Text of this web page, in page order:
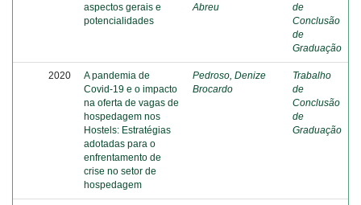
aspectos gerais e
potencialidades
Abreu
de
Conclusão
de
Graduação
2020
A pandemia de
Covid-19 e o impacto
na oferta de vagas de
hospedagem nos
Hostels: Estratégias
adotadas para o
enfrentamento de
crise no setor de
hospedagem
Pedroso, Denize
Brocardo
Trabalho
de
Conclusão
de
Graduação